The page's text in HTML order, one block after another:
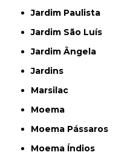
Jardim Paulista
Jardim São Luís
Jardim Ângela
Jardins
Marsilac
Moema
Moema Pássaros
Moema Índios